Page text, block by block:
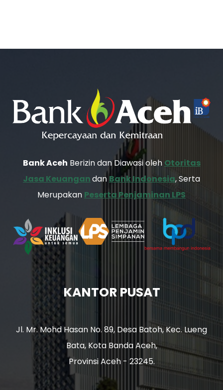
Bank Aceh Berizin dan Diawasi oleh Otoritas
Jasa Keuangandan Bank Indonesia, Serta
Merupakan Peserta Penjaminan LPS
KANTOR PUSAT
Jl. Mr. Mohd Hasan No. 89, Desa Batoh, Kec. Lueng
Bata, Kota Banda Aceh,
Provinsi Aceh - 23245.